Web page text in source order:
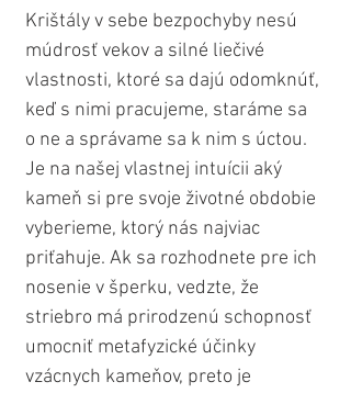
Krištály v sebe bezpochyby nesú
múdrosť vekov a silné liečivé
vlastnosti, ktoré sa dajú odomknúť,
keď s nimi pracujeme, staráme sa
o ne a správame sa k nim s úctou.
Je na našej vlastnej intuícii aký
kameň si pre svoje životné obdobie
vyberieme, ktorý nás najviac
priťahuje. Ak sa rozhodnete pre ich
nosenie v šperku, vedzte, že
striebro má prirodzenú schopnosť
umocniť metafyzické účinky
vzácnych kameňov, preto je